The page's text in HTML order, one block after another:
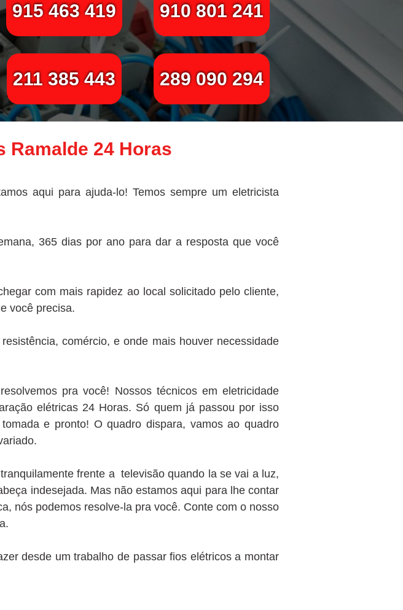
915 463 419
211 385 443
910 801 241
289 090 294
Ramalde 24 Horas
aqui para ajuda-lo! Temos sempre um eletricista
365 dias por ano para dar a resposta que você
com mais rapidez ao local solicitado pelo cliente,
você precisa.
comércio, e onde mais houver necessidade
pra você! Nossos técnicos em eletricidade
elétricas 24 Horas. Só quem já passou por isso
e pronto! O quadro dispara, vamos ao quadro
frente a televisão quando la se vai a luz,
indesejada. Mas não estamos aqui para lhe contar
nós podemos resolve-la pra você. Conte com o nosso
desde um trabalho de passar fios elétricos a montar